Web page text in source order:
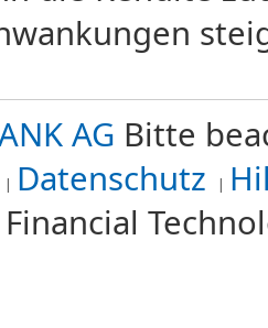
AG Bitte
Datenschutz